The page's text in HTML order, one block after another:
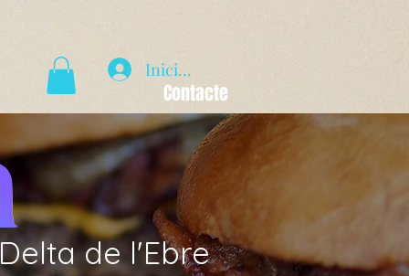
Contacte
Iniciar sesión
de l'Ebre